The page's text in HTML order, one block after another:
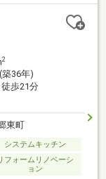
2
築36年)
歩21分
東町
システムキッチン
フォームリノベーシ
ョン